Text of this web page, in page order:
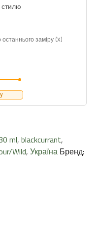
стилю
заміру (X)
ml, blackcurrant,
Wild, Україна Бренд: